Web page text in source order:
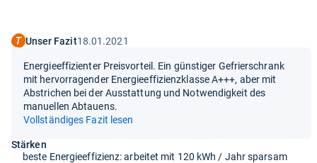
Unser Fazit18.01.2021
Energieeffizienter Preisvorteil. Ein günstiger Gefrierschrank
mit hervorragender Energieeffizienzklasse A+++, aber mit
Abstrichen bei der Ausstattung und Notwendigkeit des
manuellen Abtauens.
Vollständiges Fazit lesen
Stärken
beste Energieeffizienz: arbeitet mit 120 kWh / Jahr sparsam